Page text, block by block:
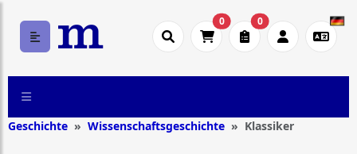
0 0
Geschichte Wissenschaftsgeschichte Klassiker